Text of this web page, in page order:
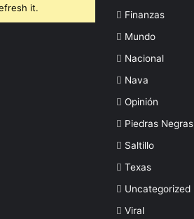
it.
Finanzas
Mundo
Nacional
Nava
Opinión
Piedras Negras
Saltillo
Texas
Uncategorized
Viral